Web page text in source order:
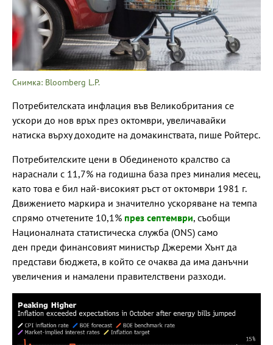
Снимка: Bloomberg L.P.
Потребителската инфлация във Великобритания се
ускори до нов връх през октомври, увеличавайки
натиска върху доходите на домакинствата, пише Ройтерс.
Потребителските цени в Обединеното кралство са
нараснали с 11,7% на годишна база през миналия месец,
като това е бил най-високият ръст от октомври 1981 г.
Движението маркира и значително ускоряване на темпа
спрямо отчетените 10,1% през септември, съобщи
Националната статистическа служба (ONS) само
ден преди финансовият министър Джереми Хънт да
представи бюджета, в който се очаква да има данъчни
увеличения и намалени правителствени разходи.